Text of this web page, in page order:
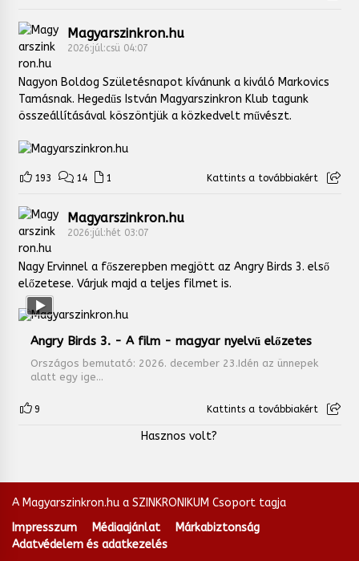
Magyarszinkron.hu
2026:júl:csü 04:07
Nagyon Boldog Születésnapot kívánunk a kiváló Markovics
Tamásnak. Hegedűs István Magyarszinkron Klub tagunk
összeállításával köszöntjük a közkedvelt művészt.
193 14 1 Kattints a továbbiakért
Magyarszinkron.hu
2026:júl:hét 03:07
Nagy Ervinnel a főszerepben megjött az Angry Birds 3. első
előzetese. Várjuk majd a teljes filmet is.
Angry Birds 3. - A film - magyar nyelvű előzetes
Országos bemutató: 2026. december 23.Idén az ünnepek
alatt egy ige...
9 Kattints a továbbiakért
Hasznos volt?
A Magyarszinkron.hu a SZINKRONIKUM Csoport tagja
Impresszum
Médiaajánlat
Márkabiztonság
Adatvédelem és adatkezelés